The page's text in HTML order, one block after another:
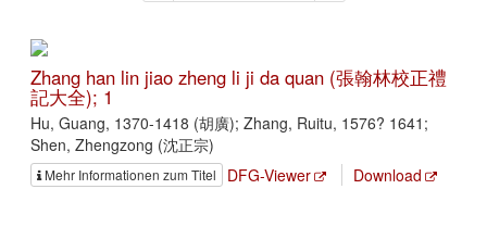
Zhang han lin jiao zheng li ji da quan (張翰林校正禮
記大全); 1
Hu, Guang, 1370-1418 (胡廣); Zhang, Ruitu, 1576? 1641;
Shen, Zhengzong (沈正宗)
Mehr Informationen zum Titel DFG-Viewer Download